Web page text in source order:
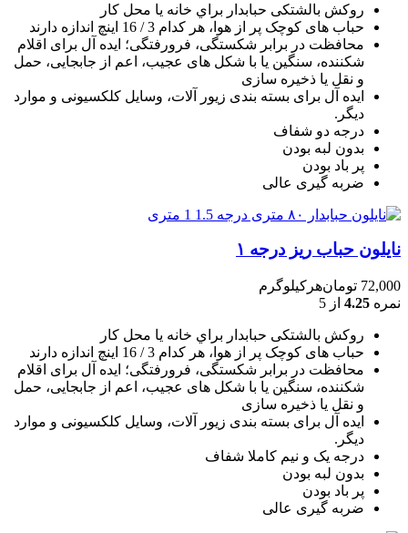
روکش بالشتکی حبابدار براي خانه يا محل کار
حباب های کوچک پر از هوا، هر کدام 3 / 16 اينچ اندازه دارند
محافظت در برابر شکستگی، فرورفتگی؛ ايده آل برای اقلام
شکننده، سنگين يا با شکل های عجيب، اعم از جابجايی، حمل
و نقل يا ذخيره سازی
ایده آل برای بسته بندی زیور آلات، وسایل کلکسیونی و موارد
دیگر.
درجه دو شفاف
بدون لبه بودن
پر باد بودن
ضربه گیری عالی
نایلون حباب ریز درجه ۱
72,000 تومانهرکیلوگرم
نمره 4.25 از 5
روکش بالشتکی حبابدار براي خانه يا محل کار
حباب های کوچک پر از هوا، هر کدام 3 / 16 اينچ اندازه دارند
محافظت در برابر شکستگی، فرورفتگی؛ ايده آل برای اقلام
شکننده، سنگين يا با شکل های عجيب، اعم از جابجايی، حمل
و نقل يا ذخيره سازی
ایده آل برای بسته بندی زیور آلات، وسایل کلکسیونی و موارد
دیگر.
درجه یک و نیم کاملا شفاف
بدون لبه بودن
پر باد بودن
ضربه گیری عالی